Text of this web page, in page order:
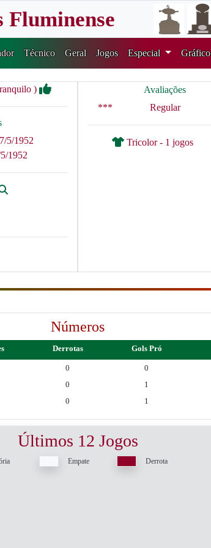
Fluminense
Técnico Geral Jogos Especial Gráfico
)
5/1952
1952
Avaliações
***
Regular
Tricolor - 1 jogos
Números
Derrotas Gols Pró
0 0
0 1
0 1
Últimos 12 Jogos
Empate Derrota